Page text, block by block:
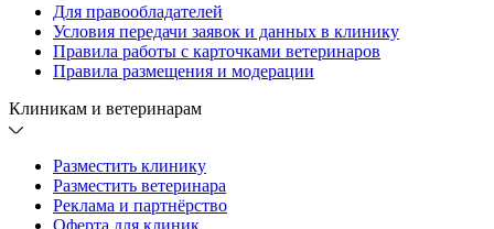
Для правообладателей
Условия передачи заявок и данных в клинику
Правила работы с карточками ветеринаров
Правила размещения и модерации
Клиникам и ветеринарам
Разместить клинику
Разместить ветеринара
Реклама и партнёрство
Оферта для клиник